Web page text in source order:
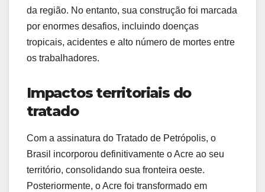
da região. No entanto, sua construção foi marcada
por enormes desafios, incluindo doenças
tropicais, acidentes e alto número de mortes entre
os trabalhadores.
Impactos territoriais do
tratado
Com a assinatura do Tratado de Petrópolis, o
Brasil incorporou definitivamente o Acre ao seu
território, consolidando sua fronteira oeste.
Posteriormente, o Acre foi transformado em